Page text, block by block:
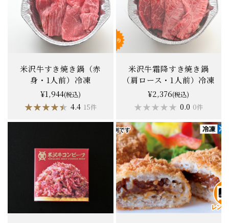
米沢牛すき焼き鍋（赤
身・1人前）冷凍
¥1,944(税込)
★★★★★
★★★★★ 4.4 15件
米沢牛霜降すき焼き鍋
（肩ロース・1人前）冷凍
¥2,376(税込)
★★★★★
★★★★★ 0.0 0件